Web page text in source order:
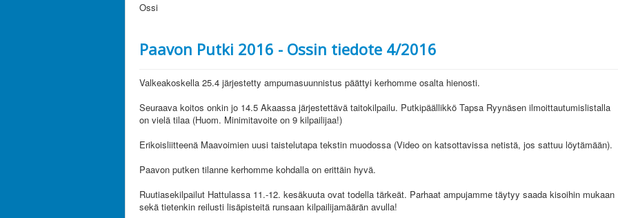
Ossi
Paavon Putki 2016 - Ossin tiedote 4/2016
Valkeakoskella 25.4 järjestetty ampumasuunnistus päättyi kerhomme osalta hienosti.
Seuraava koitos onkin jo 14.5 Akaassa järjestettävä taitokilpailu. Putkipäällikkö Tapsa Ryynäsen ilmoittautumislistalla
on vielä tilaa (Huom. Minimitavoite on 9 kilpailijaa!)
Erikoisliitteenä Maavoimien uusi taistelutapa tekstin muodossa (Video on katsottavissa netistä, jos sattuu löytämään).
Paavon putken tilanne kerhomme kohdalla on erittäin hyvä.
Ruutiasekilpailut Hattulassa 11.-12. kesäkuuta ovat todella tärkeät. Parhaat ampujamme täytyy saada kisoihin mukaan
sekä tietenkin reilusti lisäpisteitä runsaan kilpailijamäärän avulla!